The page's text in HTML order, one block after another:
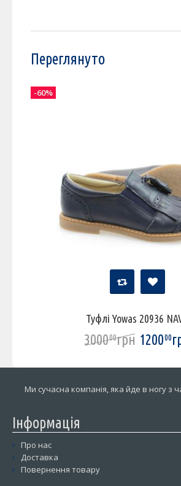
Переглянуто
Туфлі Yowas 20936
300000грн 120000
-60%
Ми сучасна компанія, яка йде в ногу з
Інформація
Про нас
Доставка
Повернення товару